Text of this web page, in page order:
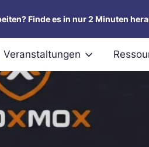
Finde es in nur 2 Minuten
Veranstaltungen